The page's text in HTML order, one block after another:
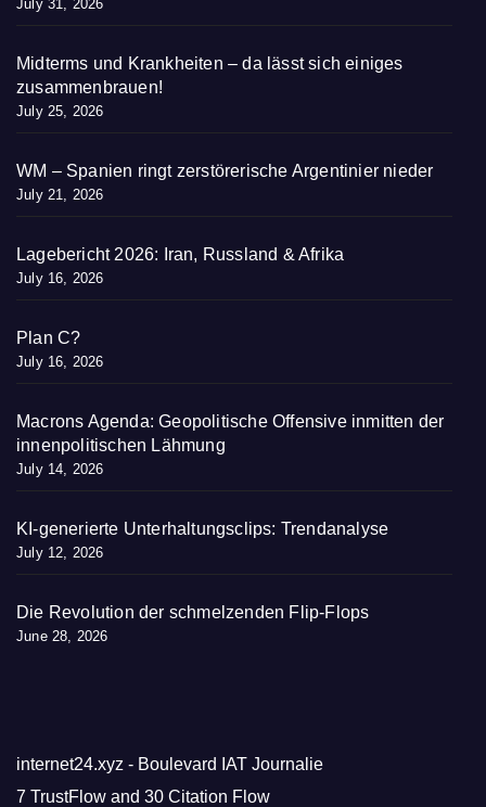
July 31, 2026
Midterms und Krankheiten – da lässt sich einiges
zusammenbrauen!
July 25, 2026
WM – Spanien ringt zerstörerische Argentinier nieder
July 21, 2026
Lagebericht 2026: Iran, Russland & Afrika
July 16, 2026
Plan C?
July 16, 2026
Macrons Agenda: Geopolitische Offensive inmitten der
innenpolitischen Lähmung
July 14, 2026
KI-generierte Unterhaltungsclips: Trendanalyse
July 12, 2026
Die Revolution der schmelzenden Flip-Flops
June 28, 2026
internet24.xyz - Boulevard IAT Journalie
7 TrustFlow and 30 Citation Flow